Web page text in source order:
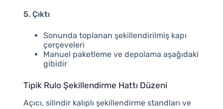
5. Çıktı
Sonunda toplanan şekillendirilmiş kapı
çerçeveleri
Manuel paketleme ve depolama aşağıdaki
gibidir
Tipik Rulo Şekillendirme Hattı Düzeni
Açıcı, silindir kalıplı şekillendirme standları ve